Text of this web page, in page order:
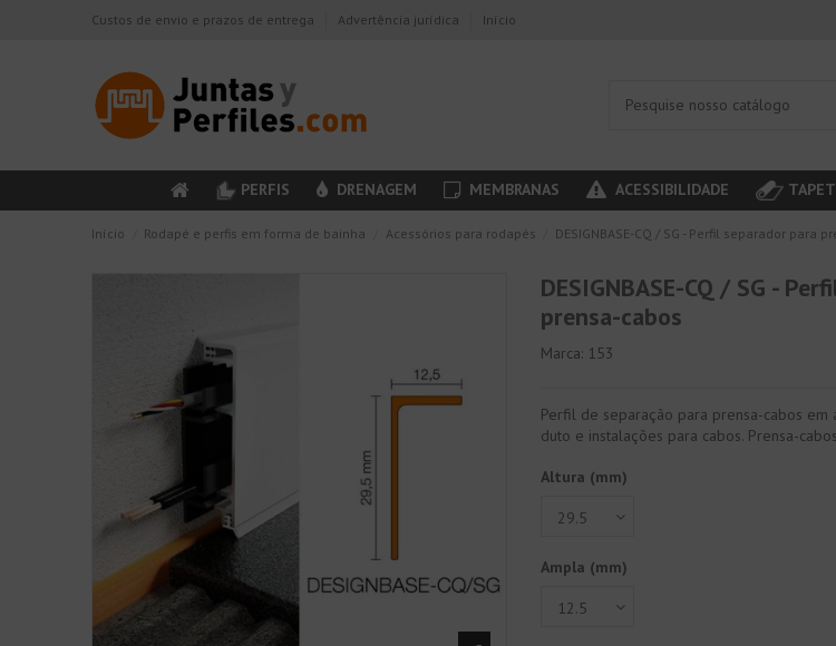
Custos de envio e prazos de entrega Advertência jurídica Início
PERFIS DRENAGEM MEMBRANAS ACESSIBILIDADE
Início Rodapé e perfis em forma de bainha Acessórios para rodapés DESIGNBASE-CQ / SG - Perfil separador para
DESIGNBASE-CQ / SG -
prensa-cabos
Marca: 153
Perfil de separação para prensa-cabos
duto e instalações para cabos. Prensa-
Altura (mm)
Ampla (mm)